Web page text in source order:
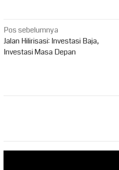
Navigasi
pos
Pos sebelumnya
Jalan Hilirisasi: Investasi Baja,
Investasi Masa Depan